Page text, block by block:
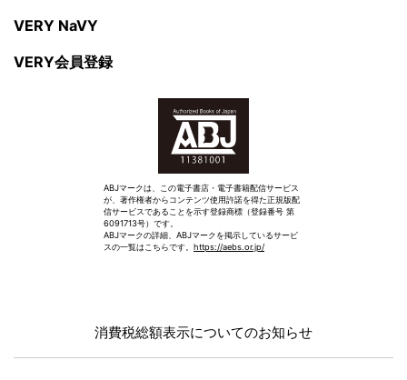
VERY NaVY
VERY会員登録
ABJマークは、この電子書店・電子書籍配信サービス
が、著作権者からコンテンツ使用許諾を得た正規版配
信サービスであることを示す登録商標（登録番号 第
6091713号）です。
ABJマークの詳細、ABJマークを掲示しているサービ
スの一覧はこちらです。 https://aebs.or.jp/
消費税総額表示についてのお知らせ